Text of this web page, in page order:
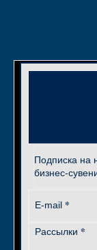
Подписка на
бизнес-
E-mail *
Рассылки *